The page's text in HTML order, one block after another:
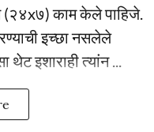
(२४x७) काम केले पाहिजे.
इच्छा नसलेले
इशाराही त्यांन ...